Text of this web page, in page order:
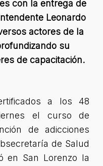
con la entrega de
Leonardo
actores de la
su
de capacitación.
a los 48
el curso de
de adicciones
de Salud
en San Lorenzo la